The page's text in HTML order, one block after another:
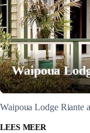
Waipoua
Waipoua Lodge Riante
LEES MEER